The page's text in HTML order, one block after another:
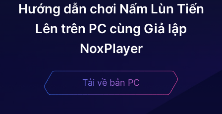
Hướng dẫn chơi Nấm Lùn Tiến
Lên trên PC cùng Giả lập
NoxPlayer
Tải về bản PC